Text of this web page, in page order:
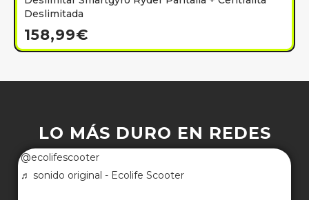
Deslimitada
158,99€
LO MÁS DURO EN REDES
@ecolifescooter
♬ sonido original - Ecolife Scooter